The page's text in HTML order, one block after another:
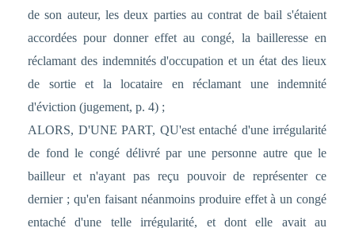
de son auteur, les deux parties au contrat de bail s'étaient
accordées pour donner effet au congé, la bailleresse en
réclamant des indemnités d'occupation et un état des lieux
de sortie et la locataire en réclamant une indemnité
d'éviction (jugement, p. 4) ;
ALORS, D'UNE PART, QU'est entaché d'une irrégularité
de fond le congé délivré par une personne autre que le
bailleur et n'ayant pas reçu pouvoir de représenter ce
dernier ; qu'en faisant néanmoins produire effet à un congé
entaché d'une telle irrégularité, et dont elle avait au